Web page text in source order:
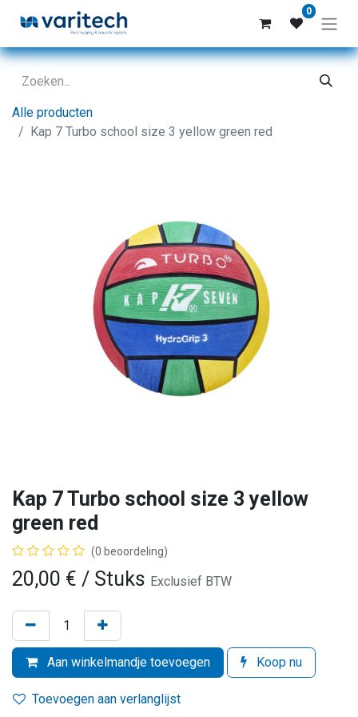
0
Alle producten
Kap 7 Turbo school size 3 yellow green red
Kap 7 Turbo school size 3 yellow
green red
(0 beoordeling)
20,00 € / Stuks Exclusief BTW
Aan winkelmandje toevoegen Koop nu
Toevoegen aan verlanglijst